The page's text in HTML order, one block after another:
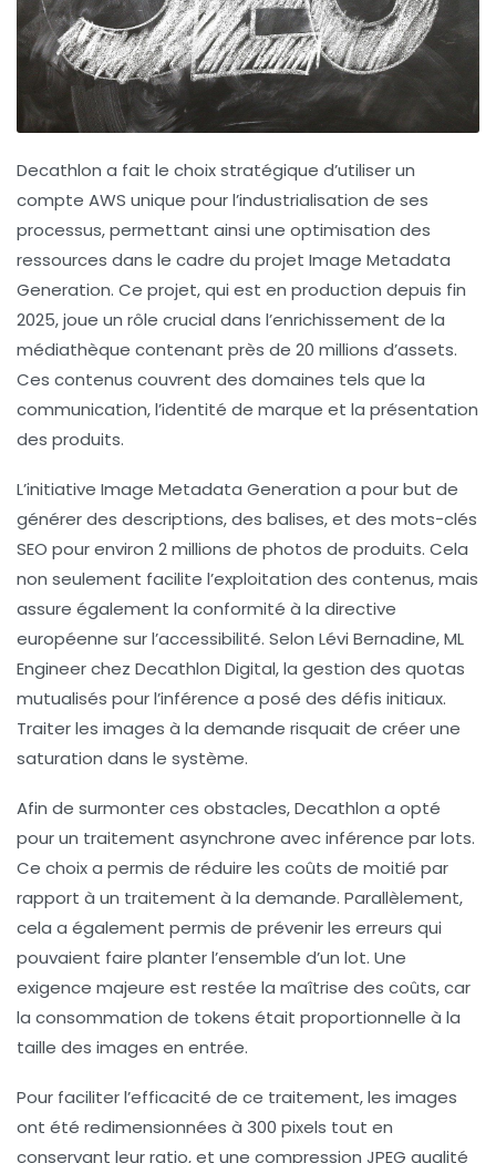
Decathlon a fait le choix stratégique d’utiliser un
compte AWS unique pour l’industrialisation de ses
processus, permettant ainsi une optimisation des
ressources dans le cadre du projet Image Metadata
Generation. Ce projet, qui est en production depuis fin
2025, joue un rôle crucial dans l’enrichissement de la
médiathèque contenant près de 20 millions d’assets.
Ces contenus couvrent des domaines tels que la
communication, l’identité de marque et la présentation
des produits.
L’initiative Image Metadata Generation a pour but de
générer des descriptions, des balises, et des mots-clés
SEO pour environ 2 millions de photos de produits. Cela
non seulement facilite l’exploitation des contenus, mais
assure également la conformité à la directive
européenne sur l’accessibilité. Selon Lévi Bernadine, ML
Engineer chez Decathlon Digital, la gestion des quotas
mutualisés pour l’inférence a posé des défis initiaux.
Traiter les images à la demande risquait de créer une
saturation dans le système.
Afin de surmonter ces obstacles, Decathlon a opté
pour un traitement asynchrone avecinférence par lots.
Ce choix a permis de réduire les coûts de moitié par
rapport à un traitement à la demande. Parallèlement,
cela a également permis de prévenir les erreurs qui
pouvaient faire planter l’ensemble d’un lot. Une
exigence majeure est restée la maîtrise des coûts, car
la consommation de tokens était proportionnelle à la
taille des images en entrée.
Pour faciliter l’efficacité de ce traitement, les images
ont été redimensionnées à 300 pixels tout en
conservant leur ratio, et une compression JPEG qualité